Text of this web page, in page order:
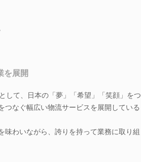
を展開
して、日本の「夢」「希望」「笑顔」をつ
つなぐ幅広い物流サービスを展開している
味わいながら、誇りを持って業務に取り組